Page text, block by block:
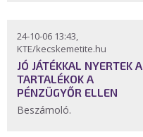
24-10-06 13:43,
KTE/kecskemetite.hu
JÓ JÁTÉKKAL NYERTEK A
TARTALÉKOK A
PÉNZÜGYŐR ELLEN
Beszámoló.